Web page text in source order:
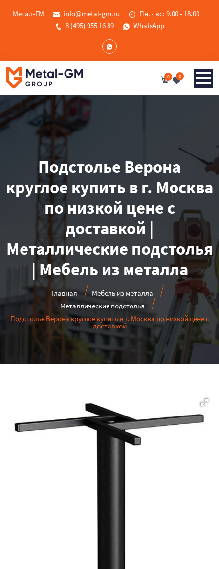
Метал-ГМ info@metal-gm.ru
Пн. - вс: 9.00 - 18.00
8 (495) 955 16 89
WhatsApp
0 0
Подстолье Верона
круглое купить в г. Москва
по низкой цене с
доставкой |
Металлические подстолья
| Мебель из металла
Главная
Мебель из металла
Металлические подстолья
Подстолье Верона круглое купить в г. Москва по низкой цене с
доставкой